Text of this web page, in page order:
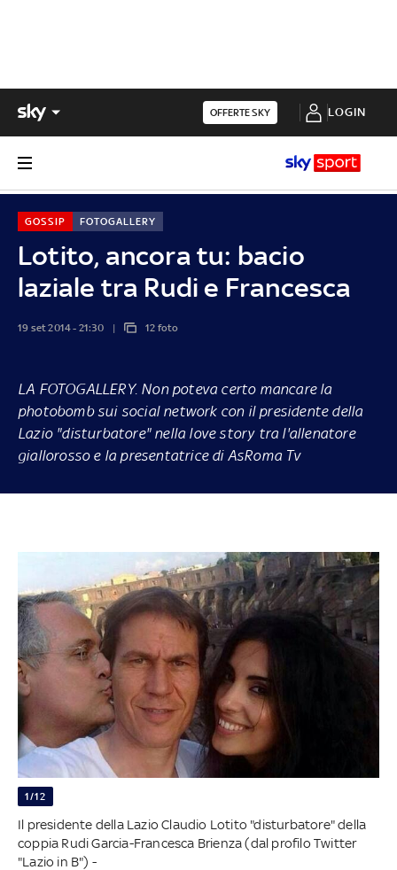
OFFERTE SKY LOGIN
Lotito, ancora tu: bacio
laziale tra Rudi e Francesca
GOSSIP FOTOGALLERY
19 set 2014 - 21:30 12 foto
LA FOTOGALLERY. Non poteva certo mancare la
photobombsui social network con il presidente della
Lazio "disturbatore" nella love story tra l'allenatore
giallorosso e la presentatrice di AsRoma Tv
1/12
Il presidente della Lazio Claudio Lotito "disturbatore" della
coppia Rudi Garcia-Francesca Brienza (dal profilo Twitter
"Lazio in B") -